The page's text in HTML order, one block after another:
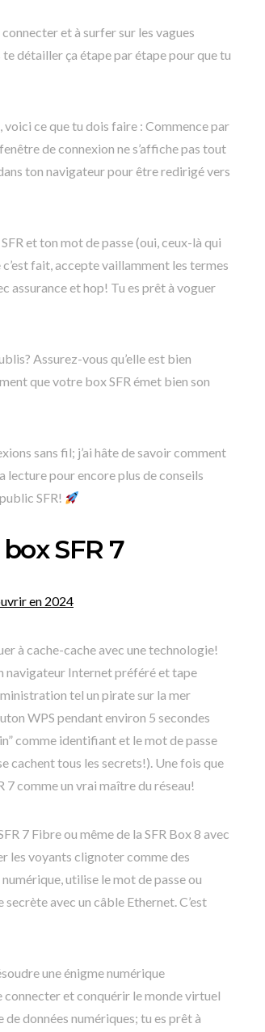
et à surfer sur les vagues
te détailler ça étape par étape pour que tu
voici ce que tu dois faire : Commence par
de connexion ne s’affiche pas tout
ton navigateur pour être redirigé vers
et ton mot de passe (oui, ceux-là qui
fait, accepte vaillamment les termes
assurance et hop! Tu es prêt à voguer
Assurez-vous qu’elle est bien
que votre box SFR émet bien son
sans fil; j’ai hâte de savoir comment
lecture pour encore plus de conseils
SFR!
SFR 7
en 2024
à cache-cache avec une technologie!
navigateur Internet préféré et tape
tel un pirate sur la mer
WPS pendant environ 5 secondes
comme identifiant et le mot de passe
cachent tous les secrets!). Une fois que
7 comme un vrai maître du réseau!
7 Fibre ou même de la SFR Box 8 avec
les voyants clignoter comme des
utilise le mot de passe ou
avec un câble Ethernet. C’est
une énigme numérique
connecter et conquérir le monde virtuel
données numériques; tu es prêt à